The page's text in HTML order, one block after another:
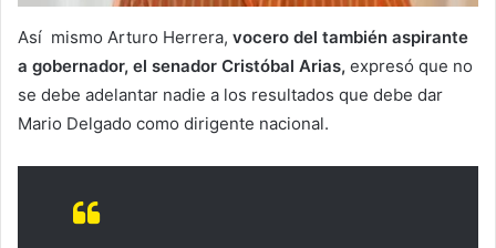
Así mismo Arturo Herrera, vocero del también aspirante
a gobernador, el senador Cristóbal Arias, expresó que no
se debe adelantar nadie a los resultados que debe dar
Mario Delgado como dirigente nacional.